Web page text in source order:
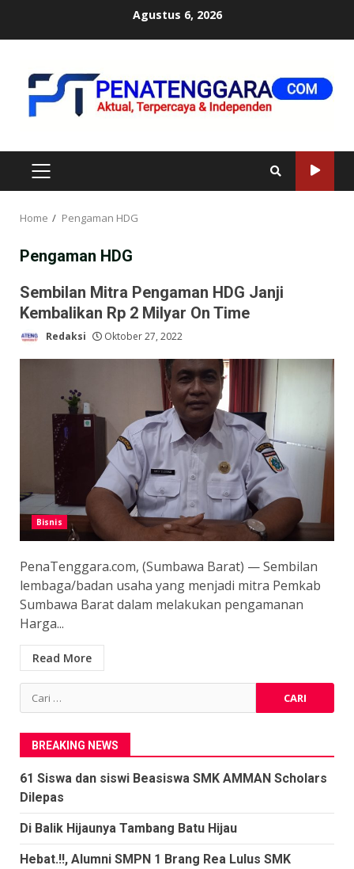
Agustus 6, 2026
PRIMARY
MENU
Home Pengaman HDG
Pengaman HDG
Sembilan Mitra Pengaman HDG Janji
Kembalikan Rp 2 Milyar On Time
Redaksi Oktober 27, 2022
Bisnis
PenaTenggara.com, (Sumbawa Barat) — Sembilan
lembaga/badan usaha yang menjadi mitra Pemkab
Sumbawa Barat dalam melakukan pengamanan
Harga...
Read More
Cari
untuk:
BREAKING NEWS
61 Siswa dan siswi Beasiswa SMK AMMAN Scholars
Dilepas
Di Balik Hijaunya Tambang Batu Hijau
Hebat.!!, Alumni SMPN 1 Brang Rea Lulus SMK